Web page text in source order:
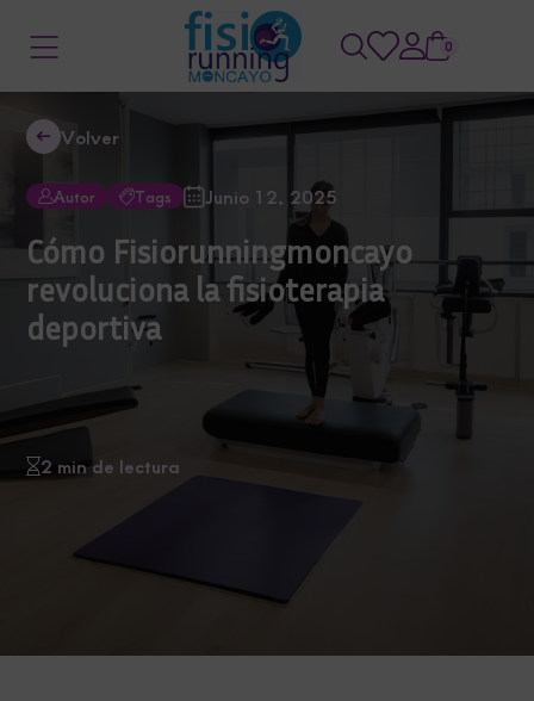
0
Volver
Autor Tags Junio 12, 2025
Cómo Fisiorunningmoncayo
revoluciona la fisioterapia
deportiva
2 min de lectura